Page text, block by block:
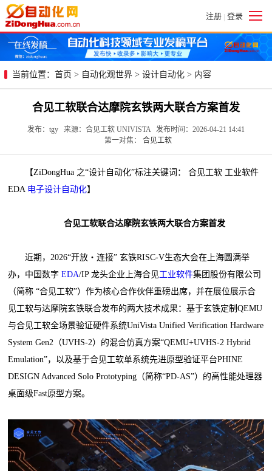
注册 | 登录
当前位置： 首页 > 自动化观世界 > 设计自动化 > 内容
合见工软联合达摩院玄铁两大联合方案首发
发布：tgy 来源：合见工软 UNIVISTA 发布时间：2026-04-21 14:41
第一对焦： 合见工软
【ZiDongHua 之“设计自动化”标注关键词： 合见工软 工业软件
EDA 电子设计自动化】
合见工软联合达摩院玄铁两大联合方案首发
近期，2026“开放・连接” 玄铁RISC-V生态大会在上海圆满举
办，中国数字EDA/IP 龙头企业上海合见工业软件集团股份有限公司
（简称 “合见工软”）作为核心合作伙伴重磅出席，并在展位展示合
见工软与达摩院玄铁联合发布的两大技术成果：基于玄铁定制QEMU
与合见工软全场景验证硬件系统UniVista Unified Verification Hardware
System Gen2（UVHS-2）的混合仿真方案“QEMU+UVHS-2 Hybrid
Emulation”，以及基于合见工软单系统先进原型验证平台PHINE
DESIGN Advanced Solo Prototyping（简称“PD-AS”）的高性能处理器
桌面级Fast原型方案。